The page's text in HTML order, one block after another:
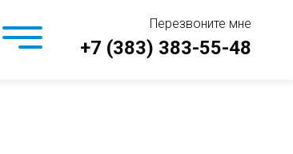
Перезвоните мне
+7 (383) 383-55-48